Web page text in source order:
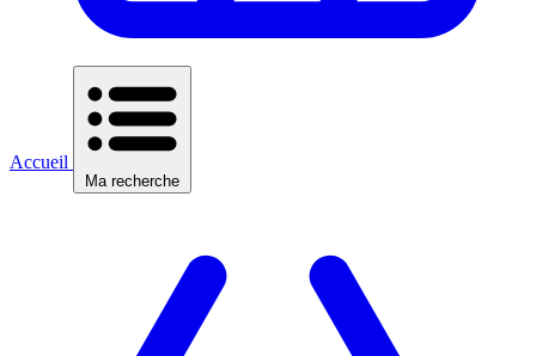
Accueil
Ma recherche